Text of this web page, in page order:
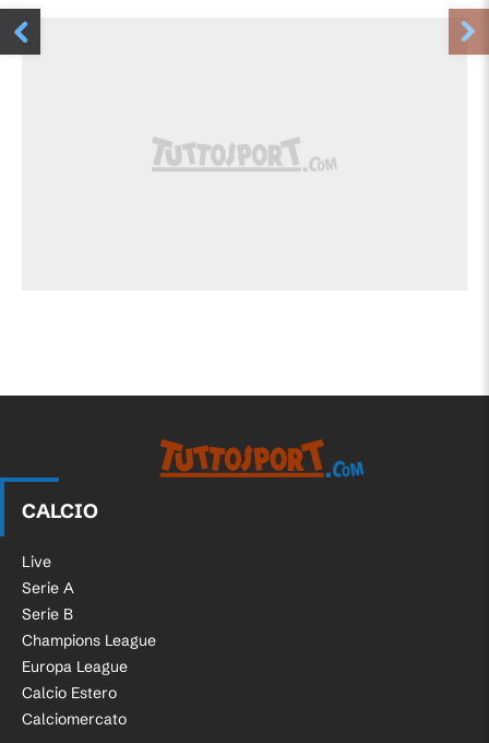
CALCIO
Live
Serie A
Serie B
Champions League
Europa League
Calcio Estero
Calciomercato